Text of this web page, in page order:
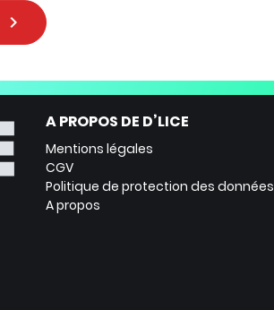

A PROPOS DE D’LICE
Mentions légales
CGV
Politique de protection des données
A propos